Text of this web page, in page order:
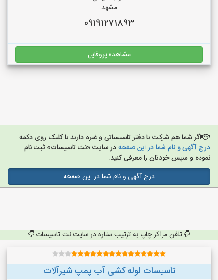
مشهد
09191271893
مشاهده پروفایل
اگر شما هم شرکت یا دفتر تاسیساتی و غیره دارید با کلیک روی دکمه
درج آگهی و نام شما در این صفحهدر سایت «نت تاسیسات» ثبت نام
نموده و سپس خودتان را معرفی کنید.
درج آگهی و نام شما در این صفحه
تلفن مراکز چاپ به ترتیب ستاره در سایت نت تاسیسات
تاسیسات لوله کشی آب پمپ شیرآلات